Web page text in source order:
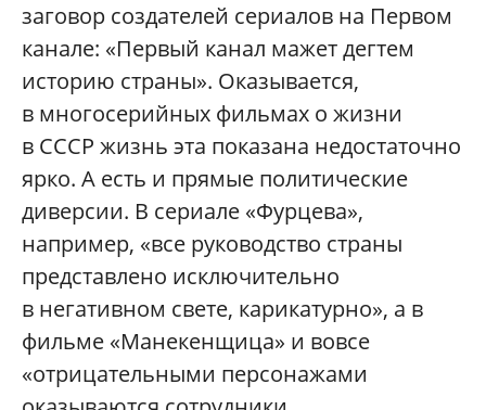
заговор создателей сериалов на Первом
канале: «Первый канал мажет дегтем
историю страны». Оказывается,
в многосерийных фильмах о жизни
в СССР жизнь эта показана недостаточно
ярко. А есть и прямые политические
диверсии. В сериале «Фурцева»,
например, «все руководство страны
представлено исключительно
в негативном свете, карикатурно», а в
фильме «Манекенщица» и вовсе
«отрицательными персонажами